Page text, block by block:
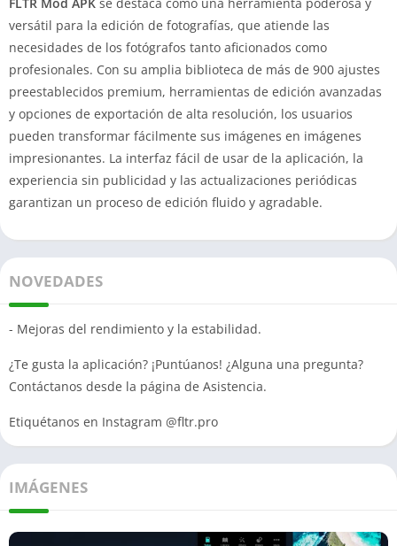
versátil para la edición de fotografías, que atiende las
necesidades de los fotógrafos tanto aficionados como
profesionales. Con su amplia biblioteca de más de 900 ajustes
preestablecidos premium, herramientas de edición avanzadas
y opciones de exportación de alta resolución, los usuarios
pueden transformar fácilmente sus imágenes en imágenes
impresionantes. La interfaz fácil de usar de la aplicación, la
experiencia sin publicidad y las actualizaciones periódicas
garantizan un proceso de edición fluido y agradable.
NOVEDADES
- Mejoras del rendimiento y la estabilidad.
¿Te gusta la aplicación? ¡Puntúanos! ¿Alguna una pregunta?
Contáctanos desde la página de Asistencia.
Etiquétanos en Instagram @fltr.pro
IMÁGENES